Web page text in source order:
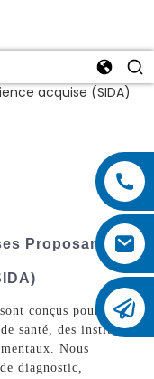
Proposant Des
conçus pour
santé, des instituts
Nous
diagnostic,